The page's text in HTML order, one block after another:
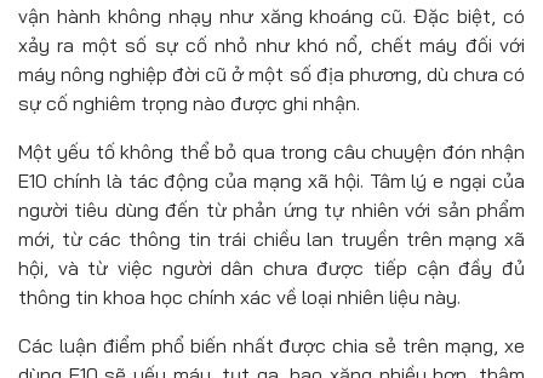
vận hành không nhạy như xăng khoáng cũ. Đặc biệt, có
xảy ra một số sự cố nhỏ như khó nổ, chết máy đối với
máy nông nghiệp đời cũ ở một số địa phương, dù chưa có
sự cố nghiêm trọng nào được ghi nhận.
Một yếu tố không thể bỏ qua trong câu chuyện đón nhận
E10 chính là tác động của mạng xã hội. Tâm lý e ngại của
người tiêu dùng đến từ phản ứng tự nhiên với sản phẩm
mới, từ các thông tin trái chiều lan truyền trên mạng xã
hội, và từ việc người dân chưa được tiếp cận đầy đủ
thông tin khoa học chính xác về loại nhiên liệu này.
Các luận điểm phổ biến nhất được chia sẻ trên mạng, xe